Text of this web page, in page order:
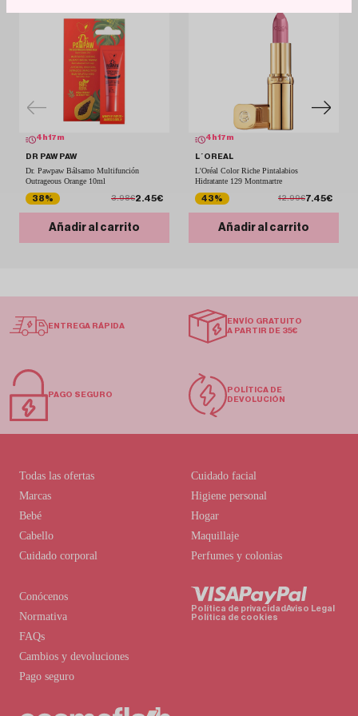
4 h17 m
DR PAW PAW
Dr. Pawpaw Bálsamo Multifunción
Outrageous Orange 10ml
38%
3.98€2.45€
Añadir al carrito
4 h17 m
L´OREAL
L'Oréal Color Riche Pintalabios
Hidratante 129 Montmartre
43%
12.99€7.45€
Añadir al carrito
ENTREGA RÁPIDA
ENVÍO GRATUITO
A PARTIR DE 35€
PAGO SEGURO
POLÍTICA DE
DEVOLUCIÓN
Conócenos
Normativa
FAQs
Cambios y devoluciones
Pago seguro
Todas las ofertas
Marcas
Bebé
Cabello
Cuidado corporal
Cuidado facial
Higiene personal
Hogar
Maquillaje
Perfumes y colonias
Política de privacidadAviso Legal
Política de cookies